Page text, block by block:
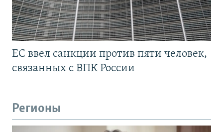
ЕС ввел санкции против пяти человек,
связанных с ВПК России
Регионы